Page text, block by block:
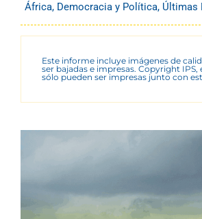
África, Democracia y Política, Últimas
Este informe incluye imágenes de
ser bajadas e impresas. Copyright IPS,
sólo pueden ser impresas junto con